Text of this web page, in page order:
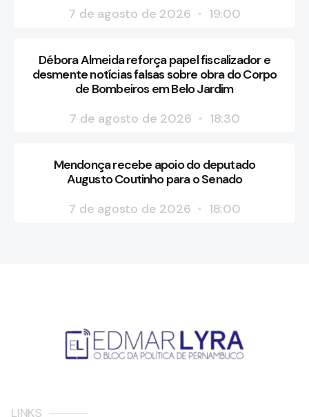
7 de agosto de 2026
19:00
Débora Almeida reforça papel fiscalizador e
desmente notícias falsas sobre obra do Corpo
de Bombeiros em Belo Jardim
7 de agosto de 2026
18:30
Mendonça recebe apoio do deputado
Augusto Coutinho para o Senado
7 de agosto de 2026
18:00
LINKS